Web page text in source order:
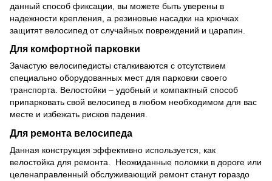
данный способ фиксации, вы можете быть уверены в
надежности крепления, а резиновые насадки на крючках
защитят велосипед от случайных повреждений и царапин.
Для комфортной парковки
Зачастую велосипедисты сталкиваются с отсутствием
специально оборудованных мест для парковки своего
транспорта. Велостойки – удобный и компактный способ
припарковать свой велосипед в любом необходимом для вас
месте и избежать рисков падения.
Для ремонта велосипеда
Данная конструкция эффективно используется, как
велостойка для ремонта. Неожиданные поломки в дороге или
целенаправленный обслуживающий ремонт станут гораздо